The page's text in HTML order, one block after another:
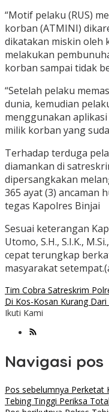
“Motif pelaku (RUS)
korban (ATMINI)
dikatakan miskin oleh
melakukan
korban sampai tidak
“Setelah pelaku
dunia, kemudian
menggunakan
milik korban yang
Terhadap terduga
diamankan di
dipersangkakan
365 ayat (3) ancaman
tegas Kapolres Binjai
Sesuai keterangan
Utomo, S.H., S.I.K.,
cepat terungkap
masyarakat
Tim Cobra Satreskrim
Di Kos-Kosan Kurang Dari
Ikuti Kami
Navigasi pos
Pos sebelumnya Perketat
Tebing Tinggi Periksa